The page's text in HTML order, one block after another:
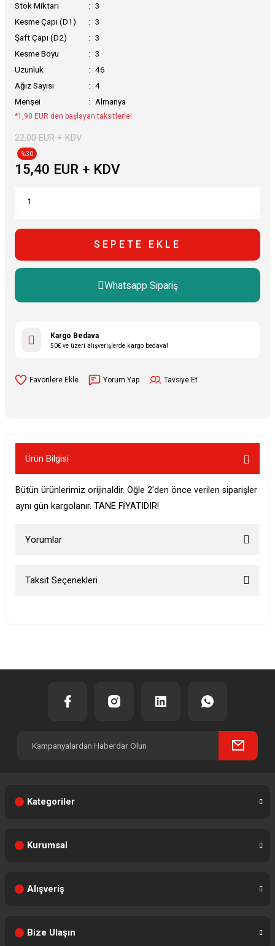
Stok Miktarı
3
Kesme Çapı (D1)
3
Şaft Çapı (D2)
3
Kesme Boyu
3
Uzunluk
46
Ağız Sayısı
4
Menşei
Almanya
*1,90 EUR den başlayan taksitlerle!
22,00 EUR + KDV
%30
15,40 EUR + KDV
SEPETE EKLE
Whatsapp Sipariş
Kargo Bedava
50€ ve üzeri alışverişlerde kargo bedava!
Yorum Yap Tavsiye Et
Ürün Bilgisi
Bütün ürünlerimiz orijinaldir. Öğle 2'den önce verilen siparişler
aynı gün kargolanır. TANE FİYATIDIR!
Yorumlar
Taksit Seçenekleri
Kategoriler
Kurumsal
Alışveriş
Bize Ulaşın